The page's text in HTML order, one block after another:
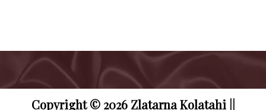
Copyright © 2026 Zlatarna Kolatahi ||